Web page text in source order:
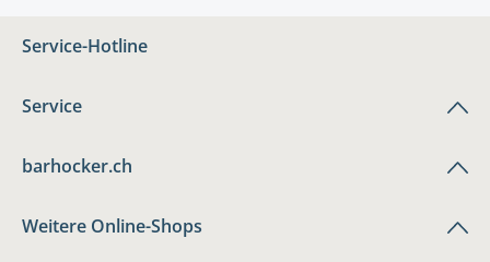
Service-Hotline
Service
barhocker.ch
Weitere Online-Shops